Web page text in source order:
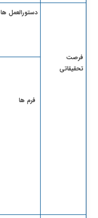
​فرصت
تحقیقاتی
دستورالعمل ها
فرم ها